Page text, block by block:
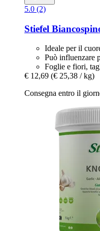
5.0 (2)
Stiefel
Ideale per il
Può influenzare
Foglie e fiori,
€ 12,69 (€ 25,38 / kg)
Consegna entro il